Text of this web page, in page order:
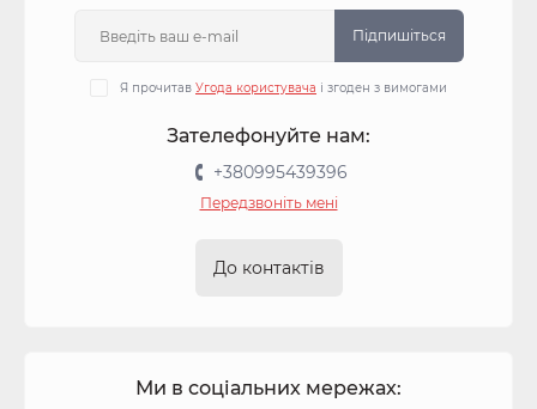
Підпишіться
Я прочитав Угода користувача і згоден з вимогами
Зателефонуйте нам:
+380995439396
Передзвоніть мені
До контактів
Ми в соціальних мережах: